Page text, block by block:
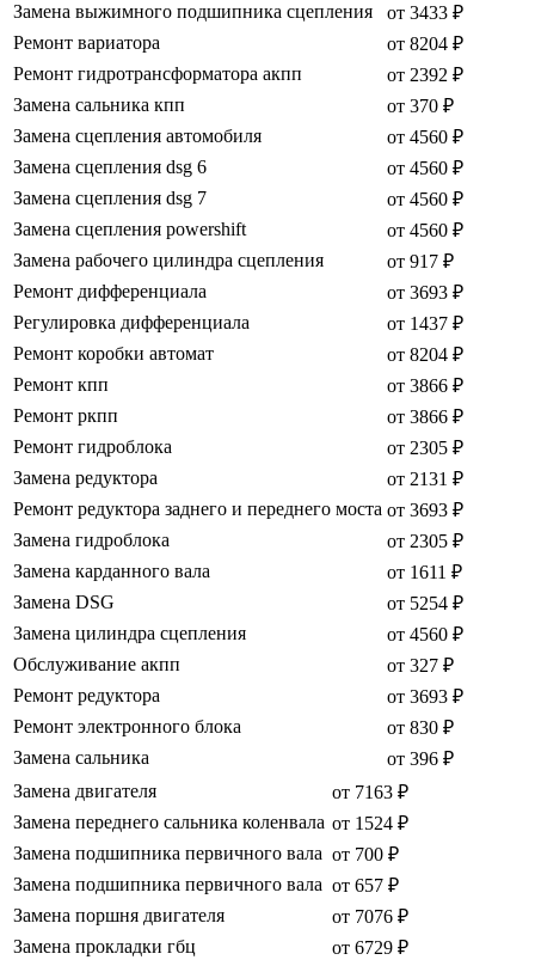
Замена выжимного подшипника сцепления
от 3433 ₽
Ремонт вариатора
от 8204 ₽
Ремонт гидротрансформатора акпп
от 2392 ₽
Замена сальника кпп
от 370 ₽
Замена сцепления автомобиля
от 4560 ₽
Замена сцепления dsg 6
от 4560 ₽
Замена сцепления dsg 7
от 4560 ₽
Замена сцепления powershift
от 4560 ₽
Замена рабочего цилиндра сцепления
от 917 ₽
Ремонт дифференциала
от 3693 ₽
Регулировка дифференциала
от 1437 ₽
Ремонт коробки автомат
от 8204 ₽
Ремонт кпп
от 3866 ₽
Ремонт ркпп
от 3866 ₽
Ремонт гидроблока
от 2305 ₽
Замена редуктора
от 2131 ₽
Ремонт редуктора заднего и переднего моста от 3693 ₽
Замена гидроблока
от 2305 ₽
Замена карданного вала
от 1611 ₽
Замена DSG
от 5254 ₽
Замена цилиндра сцепления
от 4560 ₽
Обслуживание акпп
от 327 ₽
Ремонт редуктора
от 3693 ₽
Ремонт электронного блока
от 830 ₽
Замена сальника
от 396 ₽
Замена двигателя
от 7163 ₽
Замена переднего сальника коленвала от 1524 ₽
Замена подшипника первичного вала от 700 ₽
Замена подшипника первичного вала от 657 ₽
Замена поршня двигателя
от 7076 ₽
Замена прокладки гбц
от 6729 ₽